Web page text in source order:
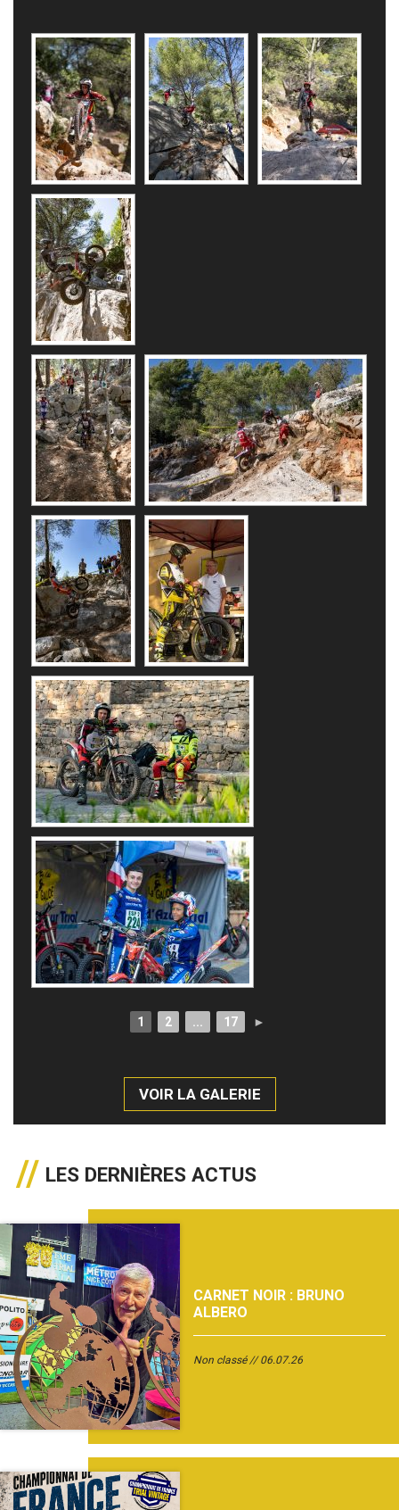
1 2 ... 17 ►
VOIR LA GALERIE
LES DERNIÈRES ACTUS
CARNET NOIR : BRUNO
ALBERO
Non classé 06.07.26